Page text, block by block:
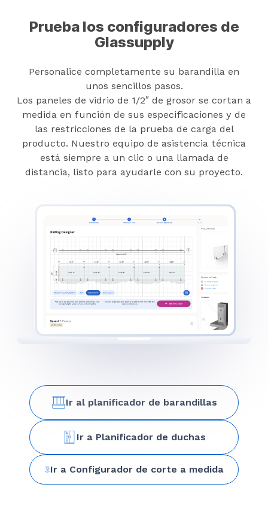
Prueba los configuradores de
Glassupply
Personalice completamente su barandilla en
unos sencillos pasos.
Los paneles de vidrio de 1/2″ de grosor se cortan a
medida en función de sus especificaciones y de
las restricciones de la prueba de carga del
producto. Nuestro equipo de asistencia técnica
está siempre a un clic o una llamada de
distancia, listo para ayudarle con su proyecto.
Ir al planificador de barandillas
Ir a Planificador de duchas
Ir a Configurador de corte a medida